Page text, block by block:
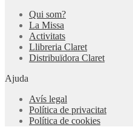
Qui som?
La Missa
Activitats
Llibreria Claret
Distribuïdora Claret
Ajuda
Avís legal
Política de privacitat
Política de cookies